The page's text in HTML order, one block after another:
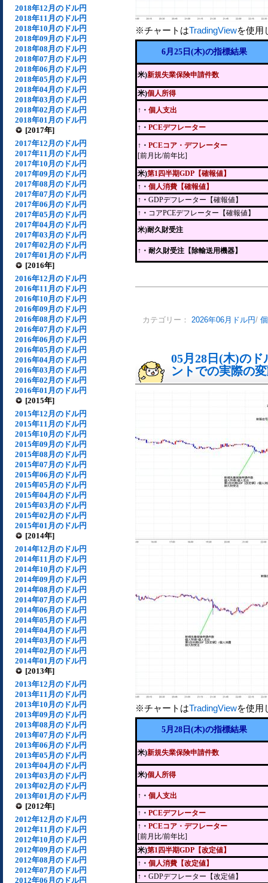
2018年12月のドル円
2018年11月のドル円
2018年10月のドル円
2018年09月のドル円
2018年08月のドル円
2018年07月のドル円
2018年06月のドル円
2018年05月のドル円
2018年04月のドル円
2018年03月のドル円
2018年02月のドル円
2018年01月のドル円
[2017年]
2017年12月のドル円
2017年11月のドル円
2017年10月のドル円
2017年09月のドル円
2017年08月のドル円
2017年07月のドル円
2017年06月のドル円
2017年05月のドル円
2017年04月のドル円
2017年03月のドル円
2017年02月のドル円
2017年01月のドル円
[2016年]
2016年12月のドル円
2016年11月のドル円
2016年10月のドル円
2016年09月のドル円
2016年08月のドル円
2016年07月のドル円
2016年06月のドル円
2016年05月のドル円
2016年04月のドル円
2016年03月のドル円
2016年02月のドル円
2016年01月のドル円
[2015年]
2015年12月のドル円
2015年11月のドル円
2015年10月のドル円
2015年09月のドル円
2015年08月のドル円
2015年07月のドル円
2015年06月のドル円
2015年05月のドル円
2015年04月のドル円
2015年03月のドル円
2015年02月のドル円
2015年01月のドル円
[2014年]
2014年12月のドル円
2014年11月のドル円
2014年10月のドル円
2014年09月のドル円
2014年08月のドル円
2014年07月のドル円
2014年06月のドル円
2014年05月のドル円
2014年04月のドル円
2014年03月のドル円
2014年02月のドル円
2014年01月のドル円
[2013年]
2013年12月のドル円
2013年11月のドル円
2013年10月のドル円
2013年09月のドル円
2013年08月のドル円
2013年07月のドル円
2013年06月のドル円
2013年05月のドル円
2013年04月のドル円
2013年03月のドル円
2013年02月のドル円
2013年01月のドル円
[2012年]
2012年12月のドル円
2012年11月のドル円
2012年10月のドル円
2012年09月のドル円
2012年08月のドル円
2012年07月のドル円
2012年06月のドル円
※チャートはTradingViewを使用
6月25日(木)の指標結果
米)新規失業保険申請件数
米)個人所得
↑・ 個人支出
↑・ PCEデフレーター
↑・ PCEコア・デフレーター
[前月比/前年比]
米)第1四半期GDP【確報値】
↑・ 個人消費【確報値】
↑・ GDPデフレーター【確報値】
↑・ コアPCEデフレーター【確報値】
米)耐久財受注
↑ ・耐久財受注【除輸送用機器】
カテゴリー： 2026年06月ドル円/
05月28日(木)の
ントでの実際の
※チャートはTradingViewを使用
5月28日(木)の指標結果
米)新規失業保険申請件数
米)個人所得
↑・ 個人支出
↑・ PCEデフレーター
↑・ PCEコア・デフレーター
[前月比/前年比]
米)第1四半期GDP【改定値】
↑・ 個人消費【改定値】
↑・ GDPデフレーター【改定値】